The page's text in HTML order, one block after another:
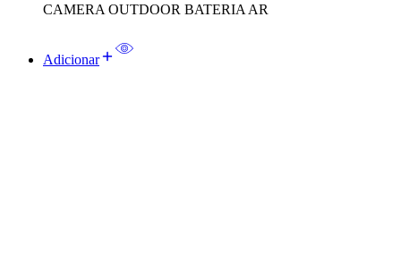
CAMERA OUTDOOR BATERIA AR
Adicionar